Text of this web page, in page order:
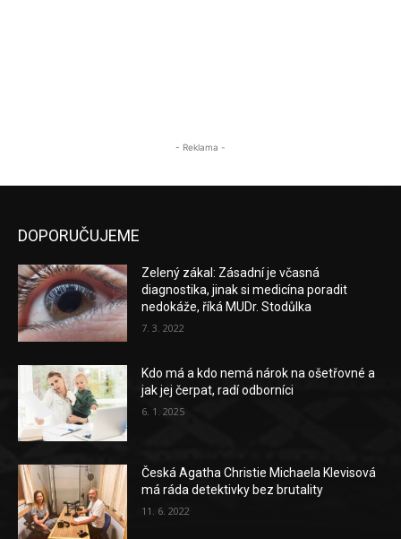
- Reklama -
DOPORUČUJEME
Zelený zákal: Zásadní je včasná
diagnostika, jinak si medicína poradit
nedokáže, říká MUDr. Stodůlka
7. 3. 2022
Kdo má a kdo nemá nárok na ošetřovné a
jak jej čerpat, radí odborníci
6. 1. 2025
Česká Agatha Christie Michaela Klevisová
má ráda detektivky bez brutality
11. 6. 2022